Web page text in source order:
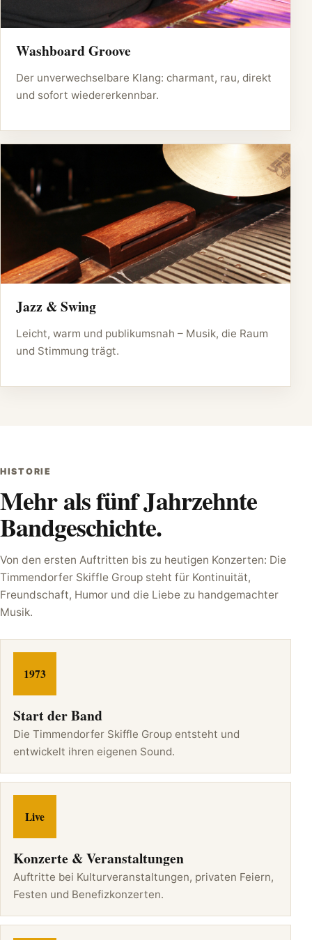
Washboard Groove
Der unverwechselbare Klang: charmant, rau, direkt
und sofort wiedererkennbar.
Jazz & Swing
Leicht, warm und publikumsnah – Musik, die Raum
und Stimmung trägt.
HISTORIE
Mehr als fünf Jahrzehnte
Bandgeschichte.
Von den ersten Auftritten bis zu heutigen Konzerten: Die
Timmendorfer Skiffle Group steht für Kontinuität,
Freundschaft, Humor und die Liebe zu handgemachter
Musik.
1973
Start der Band
Die Timmendorfer Skiffle Group entsteht und
entwickelt ihren eigenen Sound.
Live
Konzerte & Veranstaltungen
Auftritte bei Kulturveranstaltungen, privaten Feiern,
Festen und Benefizkonzerten.